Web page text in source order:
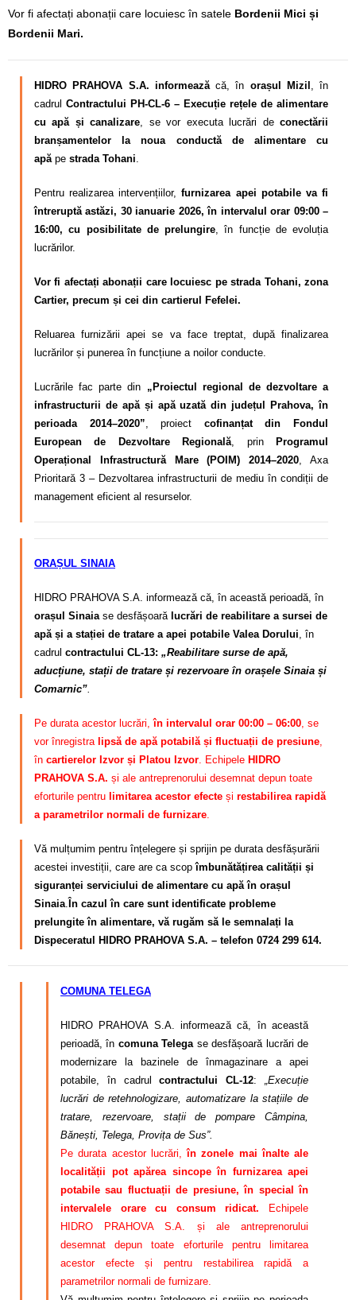
Vor fi afectați abonații care locuiesc în satele Bordenii Mici și
Bordenii Mari.
HIDRO PRAHOVA S.A. informeazăcă, în orașul Mizil
, în
cadrul Contractului PH-CL-6 – Execuție rețele de alimentare
cu apă și canalizare , se vor executa lucrări deconectării
branșamentelor la noua conductă de alimentare cu
apă pe strada Tohani
Pentru realizarea intervențiilor,furnizarea apei potabile va fi
întreruptă astăzi, 30 ianuarie 2026, în intervalul orar 09:00 –
16:00, cu posibilitate de prelungire , în funcție de evoluția
lucrărilor.
Vor fi afectați abonații care locuiesc pe strada Tohani, zona
Cartier, precum și cei din cartierul Fefelei.
Reluarea furnizării apei se va face treptat, după finalizarea
lucrărilor și punerea în funcțiune a noilor conducte.
Lucrările fac parte din „Proiectul regional de dezvoltare a
infrastructurii de apă și apă uzată din județul Prahova, în
perioada 2014–2020” , proiect cofinanțat din Fondul
European de Dezvoltare Regională , prin
Programul
Operațional Infrastructură Mare (POIM) 2014–2020 , Axa
Prioritară 3 – Dezvoltarea infrastructurii de mediu în condiții de
management eficient al resurselor.
ORAȘUL SINAIA
HIDRO PRAHOVA S.A. informează că, în această perioadă, în
orașul Sinaiase desfășoară lucrări de reabilitare a sursei de
apă și a stației de tratare a apei potabile Valea Dorului, în
cadrul contractului CL-13: „Reabilitare surse de apă,
aducțiune, stații de tratare și rezervoare în orașele Sinaia și
Comarnic”.
Pe durata acestor lucrări,în intervalul orar 00:00 – 06:00, se
vor înregistra lipsă de apă potabilă și fluctuații de presiune,
în cartierelor Izvor și Platou Izvor. Echipele HIDRO
PRAHOVA S.A. și ale antreprenorului desemnat depun toate
eforturile pentru limitarea acestor efecte și restabilirea rapidă
a parametrilor normali de furnizare.
Vă mulțumim pentru înțelegere și sprijin pe durata desfășurării
acestei investiții, care are ca scopîmbunătățirea calității și
siguranței serviciului de alimentare cu apă în orașul
Sinaia. În cazul în care sunt identificate probleme
prelungite în alimentare, vă rugăm să le semnalați la
Dispeceratul HIDRO PRAHOVA S.A. – telefon 0724 299 614.
COMUNA TELEGA
HIDRO PRAHOVA S.A. informează că, în această
perioadă, în comuna Telega se desfășoară lucrări de
modernizare la bazinele de înmagazinare a apei
potabile, în cadrulcontractului CL-12: „Execuție
lucrări de retehnologizare, automatizare la stațiile de
tratare, rezervoare, stații de pompare Câmpina,
Bănești, Telega, Provița de Sus”.
Pe durata acestor lucrări,în zonele mai înalte ale
localității pot apărea sincope în furnizarea apei
potabile sau fluctuații de presiune, în special în
intervalele orare cu consum ridicat.
Echipele
HIDRO PRAHOVA S.A. și ale antreprenorului
desemnat depun toate eforturile pentru limitarea
acestor efecte și pentru restabilirea rapidă a
parametrilor normali de furnizare.